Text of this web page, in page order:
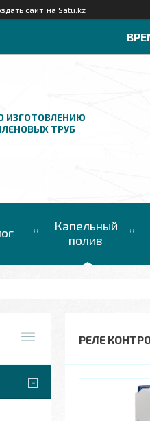
сайт на Satu.kz
ИЗГОТОВЛЕНИЮ
ТРУБ
Капельный
полив
РЕЛЕ